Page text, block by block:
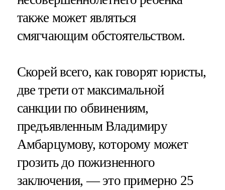
также может являться
смягчающим обстоятельством.
Скорей всего, как говорят юристы,
две трети от максимальной
санкции по обвинениям,
предъявленным Владимиру
Амбарцумову, которому может
грозить до пожизненного
заключения, — это примерно 25